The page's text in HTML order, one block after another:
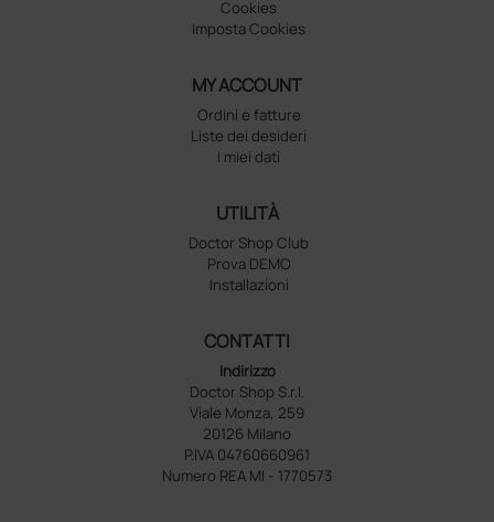
Cookies
Imposta Cookies
MY ACCOUNT
Ordini e fatture
Liste dei desideri
I miei dati
UTILITÀ
Doctor Shop Club
Prova DEMO
Installazioni
CONTATTI
Indirizzo
Doctor Shop S.r.l.
Viale Monza, 259
20126 Milano
P.IVA 04760660961
Numero REA MI - 1770573